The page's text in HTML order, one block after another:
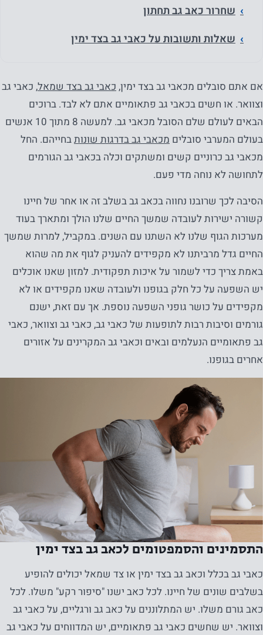
שחרור כאב גב תחתון
שאלות ותשובות על כאבי גב בצד ימין
אם אתם סובלים מכאבי גב בצד ימין, כאבי גב בצד שמאל, כאבי גב
וצוואר. או חשים בכאבי גב פתאומיים אתם לא לבד. ברוכים
הבאים לעולם שלם הסובל מכאבי גב. למעשה 8 מתוך 10 אנשים
בעולם המערבי סובלים מכאבי גב בדרגות שונותבחייהם. החל
מכאבי גב כרוניים קשים ומשתקים וכלה בכאבי גב הגורמים
לתחושה לא נוחה מדי פעם.
הסיבה לכך שרובנו נחווה בכאב גב בשלב זה או אחר של חיינו
קשורה ישירות לעובדה שמשך החיים שלנו הולך ומתארך בעוד
מערכות הגוף שלנו לא השתנו עם השנים. במקביל, למרות שמשך
החיים גדל מרביתנו לא מקפידים להעניק לגוף את מה שהוא
באמת צריך כדי לשמור על איכות תפקודית. למזון שאנו אוכלים
יש השפעה על כל חלק בגופנו ולעובדה שאנו מקפידים או לא
מקפידים על כושר גופני השפעה נוספת. אך עם זאת, ישנם
גורמים וסיבות רבות לתופעות של כאבי גב, כאבי גב וצוואר, כאבי
גב פתאומיים הנעלמים ובאים וכאבי גב המקרינים על אזורים
אחרים בגופנו.
התסמינים והסמפטומים לכאב גב בצד ימין
כאבי גב בכלל וכאב גב בצד ימין או צד שמאל יכולים להופיע
בשלבים שונים של חיינו. לכל כאב ישנו "סיפור רקע" משלו. לכל
כאב גורם משלו. יש המתלוננים על כאב גב ורגליים, על כאבי גב
וצוואר. יש שחשים כאבי גב פתאומיים, יש המדווחים על כאבי גב